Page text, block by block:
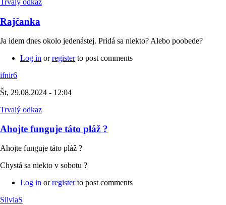
Trvalý odkaz
Rajčanka
Ja idem dnes okolo jedenástej. Pridá sa niekto? Alebo poobede?
Log in orregisterto post comments
ifnir6
Št, 29.08.2024 - 12:04
Trvalý odkaz
Ahojte funguje táto pláž ?
Ahojte funguje táto pláž ?
Chystá sa niekto v sobotu ?
Log in orregisterto post comments
SilviaS